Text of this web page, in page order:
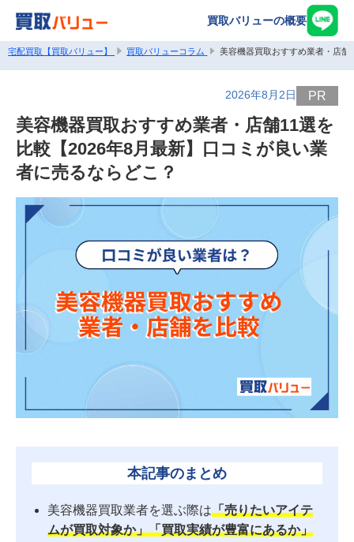
買取バリューの概要
宅配買取【買取バリュー】 買取バリューコラム 美容機器買取おすすめ業者・店
2026年8月2日 PR
美容機器買取おすすめ業者・店舗11選を
比較【2026年8月最新】口コミが良い業
者に売るならどこ？
本記事のまとめ
美容機器買取業者を選ぶ際は「売りたいアイテ
ムが買取対象か」「買取実績が豊富にあるか」